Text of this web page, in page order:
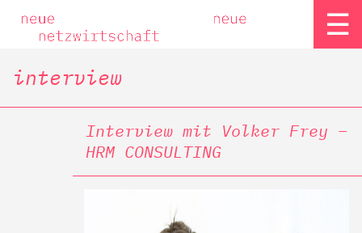
☰
interview
Interview mit Volker Frey –
HRM CONSULTING